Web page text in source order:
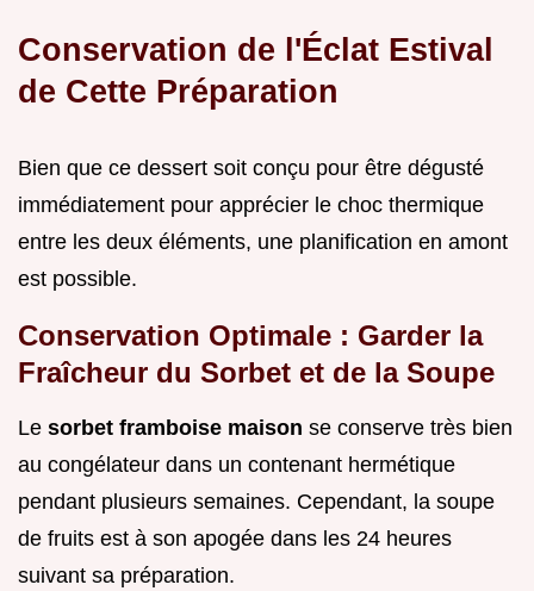
Conservation de l'Éclat Estival
de Cette Préparation
Bien que ce dessert soit conçu pour être dégusté
immédiatement pour apprécier le choc thermique
entre les deux éléments, une planification en amont
est possible.
Conservation Optimale : Garder la
Fraîcheur du Sorbet et de la Soupe
Le sorbet framboise maison se conserve très bien
au congélateur dans un contenant hermétique
pendant plusieurs semaines. Cependant, la soupe
de fruits est à son apogée dans les 24 heures
suivant sa préparation.